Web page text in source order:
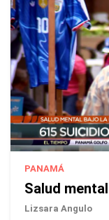
PANAMÁ
Salud
Lizsara Angulo